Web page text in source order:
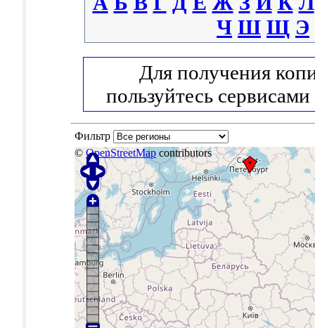
Ч Ш Щ Э
Для получения
пользуйтесь сервисами
Фильтр
© OpenStreetMap contributors